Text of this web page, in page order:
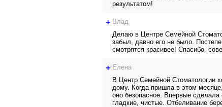
результатом!
+ Влад
Делаю в Центре Семейной
забыл, давно его не было.
смотрятся красивее! Спасибо,
+ Елена
В Центр Семейной Стоматологии
дому. Когда пришла в этом
оно безопасное. Впервые сделала
гладкие, чистые. Отбеливание